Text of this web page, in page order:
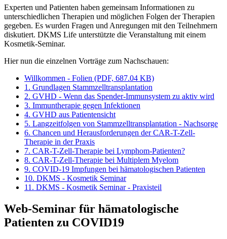
Experten und Patienten haben gemeinsam Informationen zu
unterschiedlichen Therapien und möglichen Folgen der Therapien
gegeben. Es wurden Fragen und Anregungen mit den Teilnehmern
diskutiert. DKMS Life unterstützte die Veranstaltung mit einem
Kosmetik-Seminar.
Hier nun die einzelnen Vorträge zum Nachschauen:
Willkommen - Folien (PDF, 687.04 KB)
1. Grundlagen Stammzelltransplantation
2. GVHD - Wenn das Spender-Immunsystem zu aktiv wird
3. Immuntherapie gegen Infektionen
4. GVHD aus Patientensicht
5. Langzeitfolgen von Stammzelltransplantation - Nachsorge
6. Chancen und Herausforderungen der CAR-T-Zell-
Therapie in der Praxis
7. CAR-T-Zell-Therapie bei Lymphom-Patienten?
8. CAR-T-Zell-Therapie bei Multiplem Myelom
9. COVID-19 Impfungen bei hämatologischen Patienten
10. DKMS - Kosmetik Seminar
11. DKMS - Kosmetik Seminar - Praxisteil
Web-Seminar für hämatologische
Patienten zu COVID19